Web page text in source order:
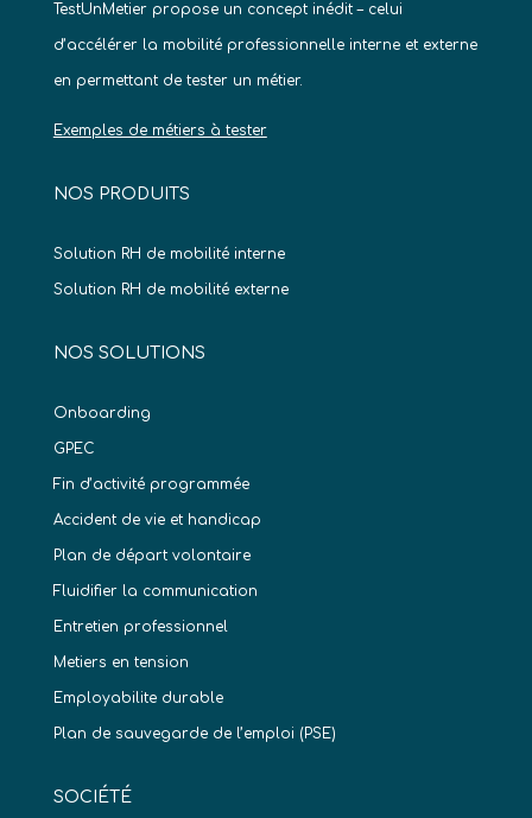
TestUnMetier propose un concept inédit – celui
d’accélérer la mobilité professionnelle interne et externe
en permettant de tester un métier.
Exemples de métiers à tester
NOS PRODUITS
Solution RH de mobilité interne
Solution RH de mobilité externe
NOS SOLUTIONS
Onboarding
GPEC
Fin d’activité programmée
Accident de vie et handicap
Plan de départ volontaire
Fluidifier la communication
Entretien professionnel
Metiers en tension
Employabilite durable
Plan de sauvegarde de l’emploi (PSE)
SOCIÉTÉ